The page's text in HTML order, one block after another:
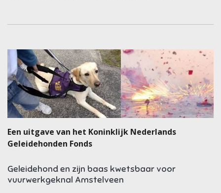
Een uitgave van het Koninklijk Nederlands
Geleidehonden Fonds
Geleidehond en zijn baas kwetsbaar voor
vuurwerkgeknal Amstelveen